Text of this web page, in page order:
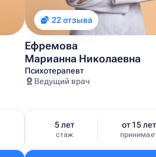
22 отзыва
Ефремова
Марианна Николаевна
Психотерапевт
Ведущий врач
5 лет
стаж
от 15 лет